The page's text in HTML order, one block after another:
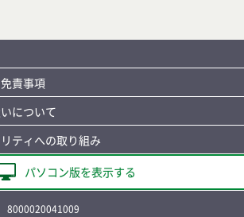
責事項
について
ティへの取り組み
パソコン版を表示する